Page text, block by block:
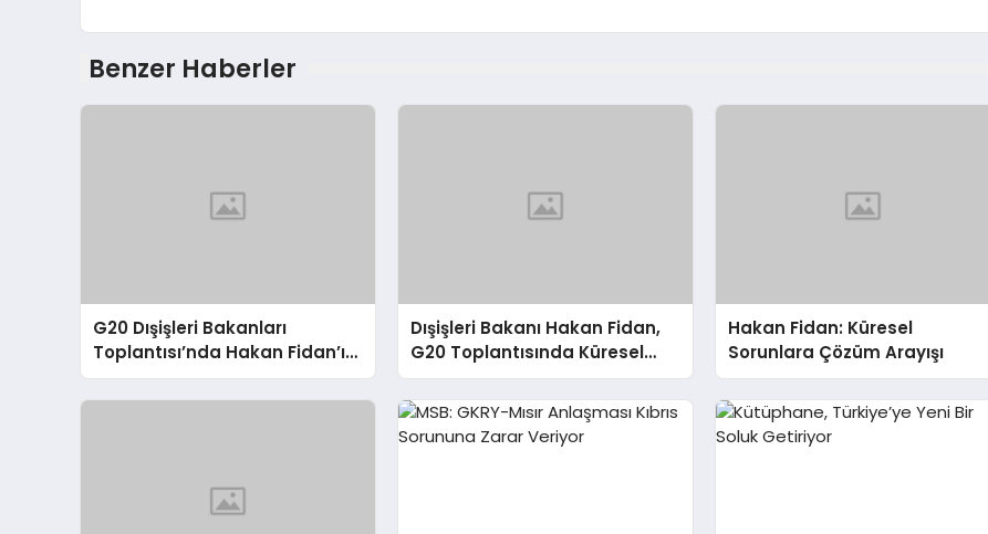
Benzer Haberler
G20 Dışişleri Bakanları
Toplantısı’nda Hakan Fidan’ın
Konuşması
Dışişleri Bakanı Hakan Fidan,
G20 Toplantısında Küresel
Sorunlara Işık Tutuyor
Hakan Fidan: Küresel
Sorunlara Çözüm Arayışı